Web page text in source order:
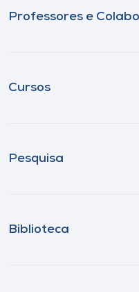
Professores e
Cursos
Pesquisa
Biblioteca